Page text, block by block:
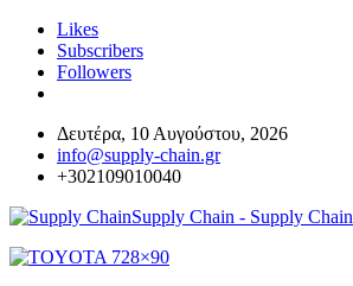
Likes
Subscribers
Followers
Δευτέρα, 10 Αυγούστου, 2026
info@supply-chain.gr
+302109010040
Supply Chain - Supply Chain